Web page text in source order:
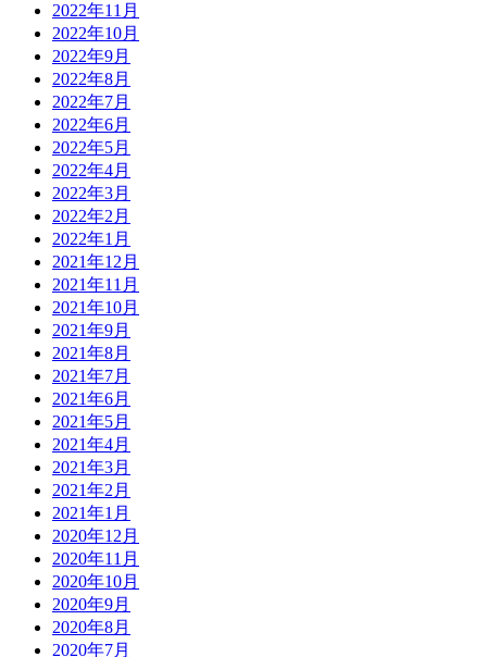
2022年11月
2022年10月
2022年9月
2022年8月
2022年7月
2022年6月
2022年5月
2022年4月
2022年3月
2022年2月
2022年1月
2021年12月
2021年11月
2021年10月
2021年9月
2021年8月
2021年7月
2021年6月
2021年5月
2021年4月
2021年3月
2021年2月
2021年1月
2020年12月
2020年11月
2020年10月
2020年9月
2020年8月
2020年7月